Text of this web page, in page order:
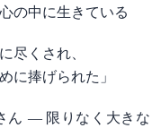
の中に生きている
尽くされ、
に捧げられた」
ん ― 限りなく大きな